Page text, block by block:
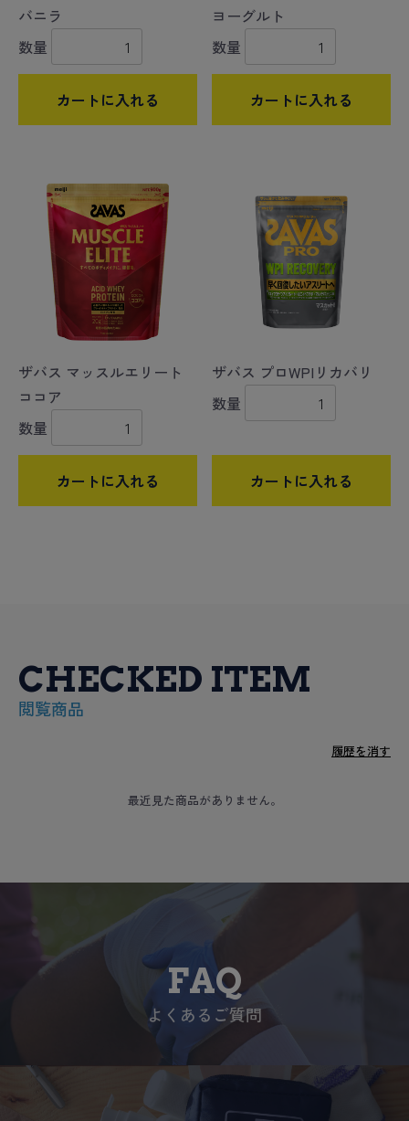
バニラ
数量
カートに入れる
ヨーグルト
数量
カートに入れる
ザバス マッスルエリート
ココア
数量
カートに入れる
ザバス プロWPIリカバリ
数量
カートに入れる
CHECKED ITEM
閲覧商品
履歴を消す
最近見た商品がありません。
FAQ
よくあるご質問